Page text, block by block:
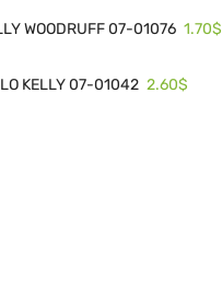
WOODRUFF 07-01076 1.70$
KELLY 07-01042 2.60$